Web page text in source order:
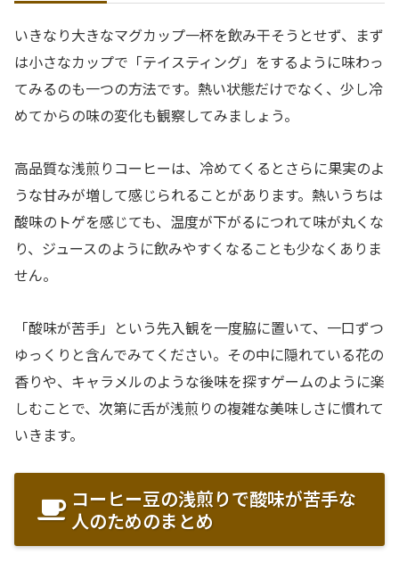
いきなり大きなマグカップ一杯を飲み干そうとせず、まず
は小さなカップで「テイスティング」をするように味わっ
てみるのも一つの方法です。熱い状態だけでなく、少し冷
めてからの味の変化も観察してみましょう。
高品質な浅煎りコーヒーは、冷めてくるとさらに果実のよ
うな甘みが増して感じられることがあります。熱いうちは
酸味のトゲを感じても、温度が下がるにつれて味が丸くな
り、ジュースのように飲みやすくなることも少なくありま
せん。
「酸味が苦手」という先入観を一度脇に置いて、一口ずつ
ゆっくりと含んでみてください。その中に隠れている花の
香りや、キャラメルのような後味を探すゲームのように楽
しむことで、次第に舌が浅煎りの複雑な美味しさに慣れて
いきます。
コーヒー豆の浅煎りで酸味が苦手な
人のためのまとめ